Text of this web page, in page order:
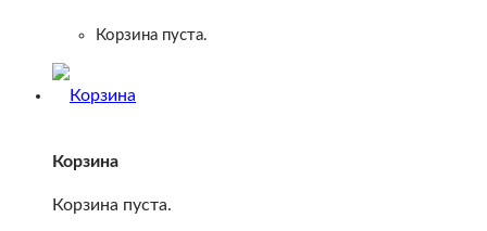
Корзина пуста.
Корзина
Корзина пуста.